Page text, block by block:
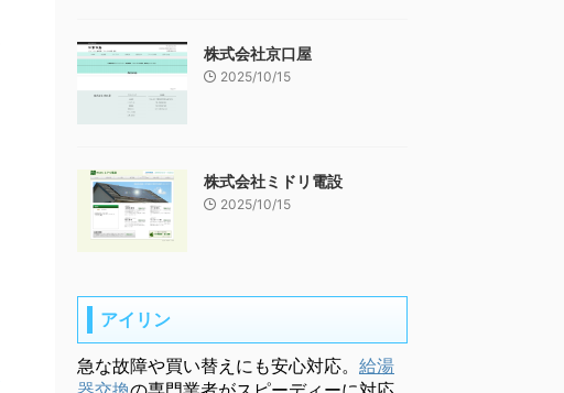
株式会社京口屋
2025/10/15
株式会社ミドリ電設
2025/10/15
アイリン
急な故障や買い替えにも安心対応。 給湯